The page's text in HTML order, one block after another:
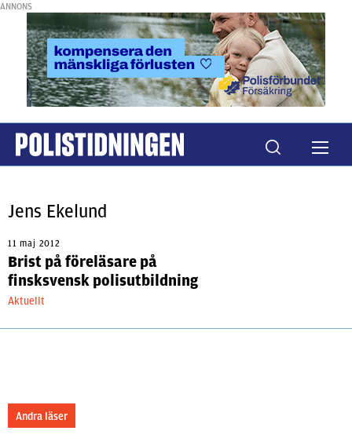
ANNONS
Jens Ekelund
11 maj 2012
Brist på föreläsare på
finsksvensk polisutbildning
Aktuellt
Andra läser